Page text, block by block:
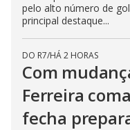
pelo alto número de
principal destaque...
DO R7/HÁ 2 HORAS
Com
Ferreira
fecha